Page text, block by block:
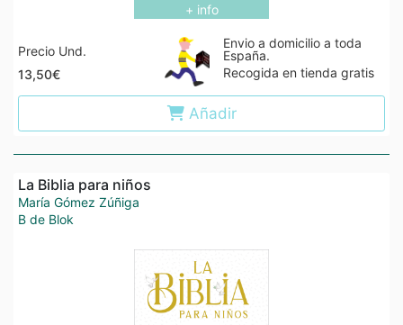
+ info
Precio Und.
13,50€
Envio a domicilio a toda
España.
Recogida en tienda gratis
Añadir
La Biblia para niños
María Gómez Zúñiga
B de Blok